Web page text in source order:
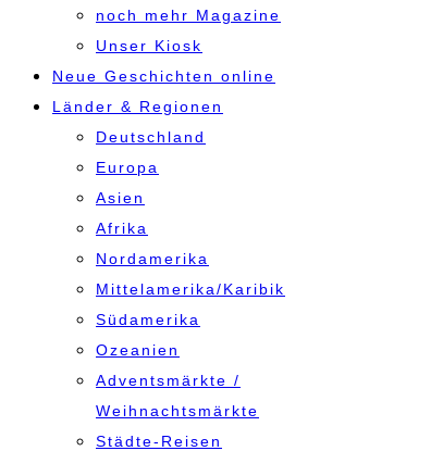
noch mehr Magazine
Unser Kiosk
Neue Geschichten online
Länder & Regionen
Deutschland
Europa
Asien
Afrika
Nordamerika
Mittelamerika/Karibik
Südamerika
Ozeanien
Adventsmärkte /
Weihnachtsmärkte
Städte-Reisen